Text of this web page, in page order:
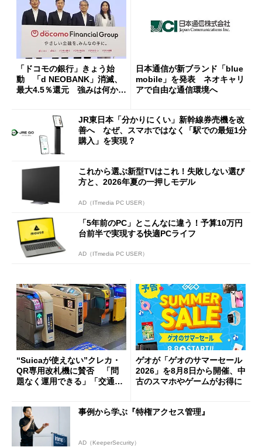
「ドコモの銀行」きょう始
動 「d NEOBANK」消滅、
最大4.5％還元 強みは何か解
日本通信が新ブランド「blue
mobile」を発表 ネオキャリ
アで自由な通信環境へ
JR東日本「分かりにくい」新幹線券売機を改
善へ なぜ、スマホではなく「駅での最短1分
購入」を実現？
これから選ぶ新型TVはこれ！失敗しない選び
方と、2026年夏の一押しモデル
AD（ITmedia PC USER）
「5年前のPC」とこんなに違う！予算10万円
台前半で実現する快適PCライフ
AD（ITmedia PC USER）
“Suicaが使えない”クレカ・
QR専用改札機に賛否 「問
題なく運用できる」「交通系I
ゲオが「ゲオのサマーセール
2026」を8月8日から開催、中
古のスマホやゲームがお得に
事例から学ぶ『特権アクセス管理』
AD（KeeperSecurity）